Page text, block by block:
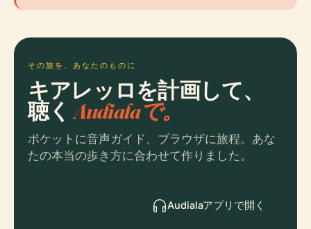
その旅を、あなたのものに
キアレッロを計画して、
聴くAudialaで。
ポケットに音声ガイド、ブラウザに旅程。あな
たの本当の歩き方に合わせて作りました。
Audialaアプリで開く